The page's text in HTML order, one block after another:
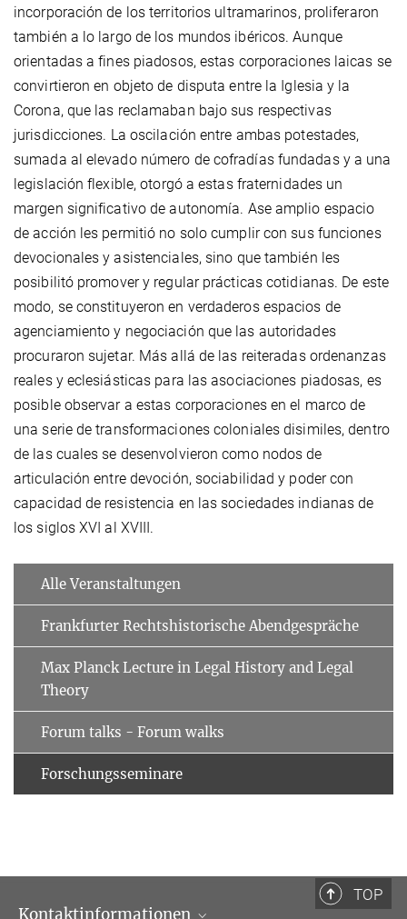
incorporación de los territorios ultramarinos, proliferaron
también a lo largo de los mundos ibéricos. Aunque
orientadas a fines piadosos, estas corporaciones laicas se
convirtieron en objeto de disputa entre la Iglesia y la
Corona, que las reclamaban bajo sus respectivas
jurisdicciones. La oscilación entre ambas potestades,
sumada al elevado número de cofradías fundadas y a una
legislación flexible, otorgó a estas fraternidades un
margen significativo de autonomía. Ase amplio espacio
de acción les permitió no solo cumplir con sus funciones
devocionales y asistenciales, sino que también les
posibilitó promover y regular prácticas cotidianas. De este
modo, se constituyeron en verdaderos espacios de
agenciamiento y negociación que las autoridades
procuraron sujetar. Más allá de las reiteradas ordenanzas
reales y eclesiásticas para las asociaciones piadosas, es
posible observar a estas corporaciones en el marco de
una serie de transformaciones coloniales disimiles, dentro
de las cuales se desenvolvieron como nodos de
articulación entre devoción, sociabilidad y poder con
capacidad de resistencia en las sociedades indianas de
los siglos XVI al XVIII.
Alle Veranstaltungen
Frankfurter Rechtshistorische Abendgespräche
Max Planck Lecture in Legal History and Legal
Theory
Forum talks - Forum walks
Forschungsseminare
TOP
Kontaktinformationen